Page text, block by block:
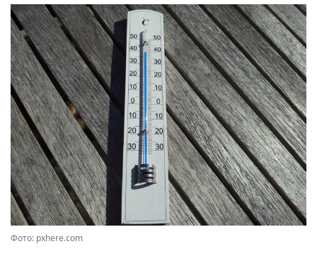
Фото: pxhere.com